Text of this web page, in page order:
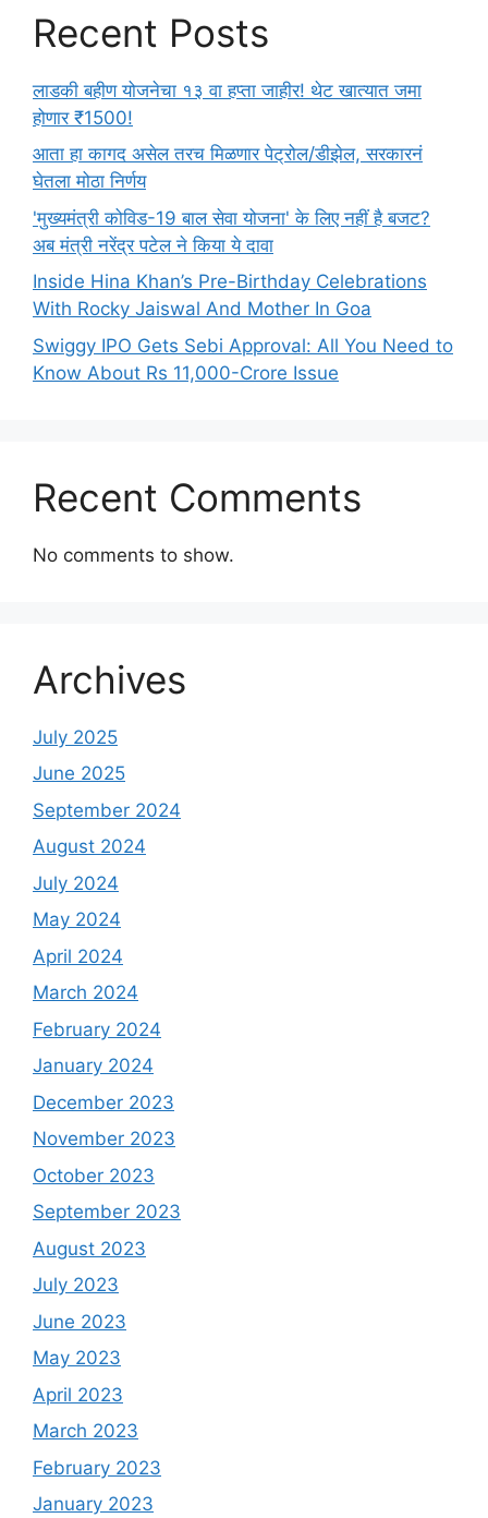
Recent Posts
लाडकी बहीण योजनेचा १३ वा हप्ता जाहीर! थेट खात्यात जमा
होणार ₹1500!
आता हा कागद असेल तरच मिळणार पेट्रोल/डीझेल, सरकारनं
घेतला मोठा निर्णय
'मुख्यमंत्री कोविड-19 बाल सेवा योजना' के लिए नहीं है बजट?
अब मंत्री नरेंद्र पटेल ने किया ये दावा
Inside Hina Khan’s Pre-Birthday Celebrations
With Rocky Jaiswal And Mother In Goa
Swiggy IPO Gets Sebi Approval: All You Need to
Know About Rs 11,000-Crore Issue
Recent Comments
No comments to show.
Archives
July 2025
June 2025
September 2024
August 2024
July 2024
May 2024
April 2024
March 2024
February 2024
January 2024
December 2023
November 2023
October 2023
September 2023
August 2023
July 2023
June 2023
May 2023
April 2023
March 2023
February 2023
January 2023